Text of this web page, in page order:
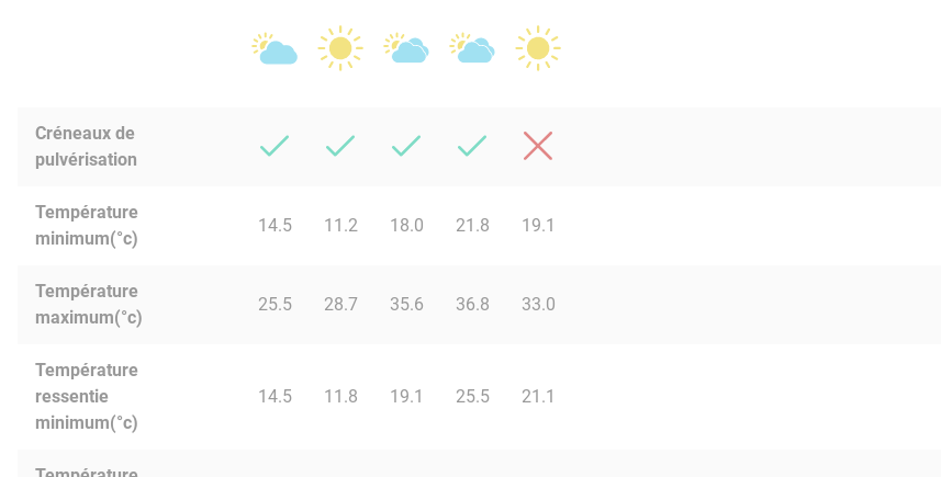
Créneaux de
pulvérisation
Température
minimum(°c)
14.5 11.2 18.0 21.8 19.1
Température
maximum(°c)
25.5 28.7 35.6 36.8 33.0
Température
ressentie
minimum(°c)
14.5 11.8 19.1 25.5 21.1